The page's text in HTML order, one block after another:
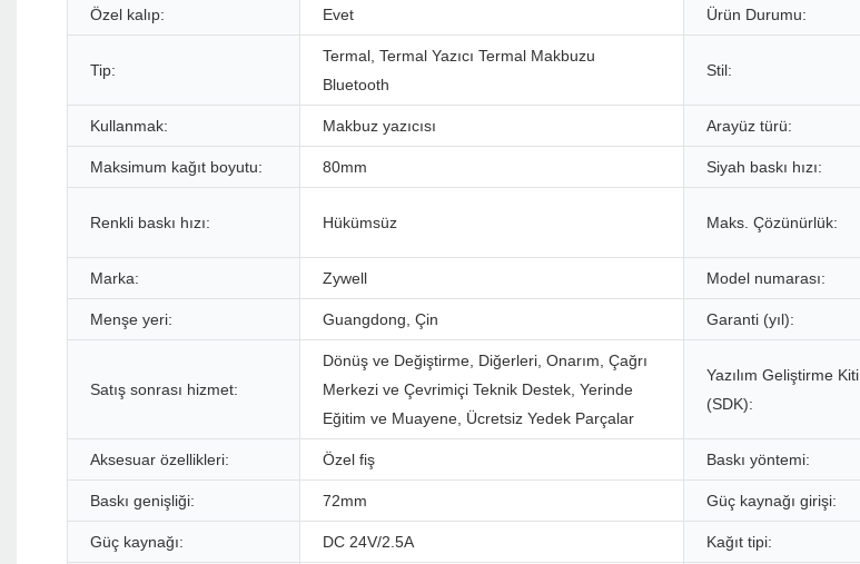
Özel kalıp: Evet Ürün Durumu:
Tip:
Termal, Termal Yazıcı Termal Makbuzu
Bluetooth
Stil:
Kullanmak: Makbuz yazıcısı Arayüz türü:
Maksimum kağıt boyutu: 80mm Siyah baskı hızı:
Renkli baskı hızı: Hükümsüz Maks. Çözünürlük:
Marka: Zywell Model numarası:
Menşe yeri: Guangdong, Çin Garanti (yıl):
Satış sonrası hizmet:
Dönüş ve Değiştirme, Diğerleri, Onarım, Çağrı
Merkezi ve Çevrimiçi Teknik Destek, Yerinde
Eğitim ve Muayene, Ücretsiz Yedek Parçalar
Yazılım Geliştirme Kiti
(SDK):
Aksesuar özellikleri: Özel fiş Baskı yöntemi:
Baskı genişliği: 72mm Güç kaynağı girişi:
Güç kaynağı: DC 24V/2.5A Kağıt tipi: